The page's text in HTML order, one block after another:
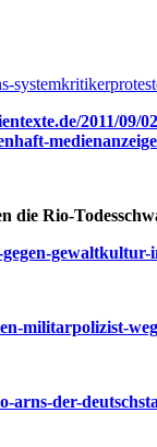
2011/09/
die Rio-
militarpolizist-
der-